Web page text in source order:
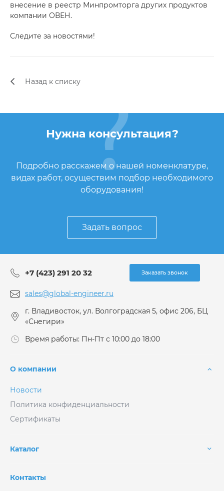
внесение в реестр Минпромторга других продуктов
компании ОВЕН.
Следите за новостями!
Назад к списку
Нужна консультация?
Подробно расскажем о нашей номенклатуре,
видах работ, осуществим подбор необходимого
оборудования!
Задать вопрос
+7 (423) 291 20 32 Заказать звонок
sales@global-engineer.ru
г. Владивосток, ул. Волгоградская 5, офис 206, БЦ
«Снегири»
Время работы: Пн-Пт с 10:00 до 18:00
О компании
Новости
Политика конфиденциальности
Сертификаты
Каталог
Контакты